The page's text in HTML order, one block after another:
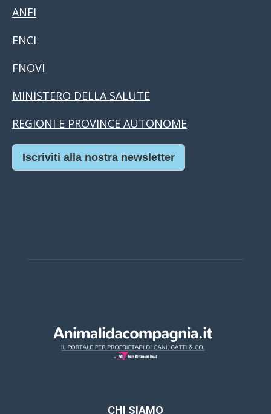
ANFI
ENCI
FNOVI
MINISTERO DELLA SALUTE
REGIONI E PROVINCE AUTONOME
Iscriviti alla nostra newsletter
CHI SIAMO